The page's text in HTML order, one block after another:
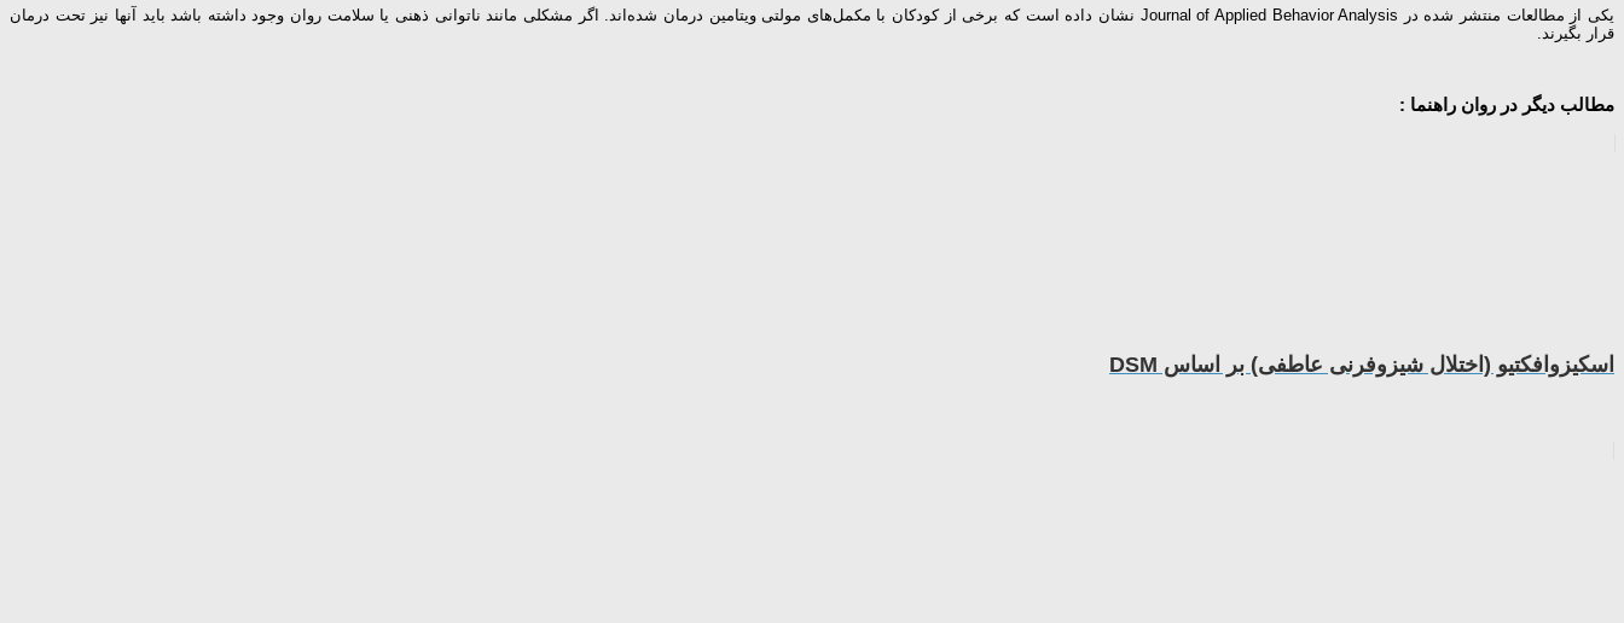
یکی از مطالعات منتشر شده در Journal of Applied Behavior Analysis نشان داده است که برخی از کودکان با مکمل‌های مولتی ویتامین درمان شده‌اند. اگر مشکلی مانند ناتوانی ذهنی یا سلامت روان وجود داشته باشد باید آنها نیز تحت درمان
قرار بگیرند.
مطالب دیگر در روان راهنما :
اسکیزوافکتیو (اختلال شيزوفرنى عاطفى) بر اساس DSM